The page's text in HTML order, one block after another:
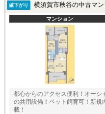
値下がり 横須賀市秋谷の中古マ
マンション
都心からのアクセス便利！オー
の共用設備！ペット飼育可！新
載！